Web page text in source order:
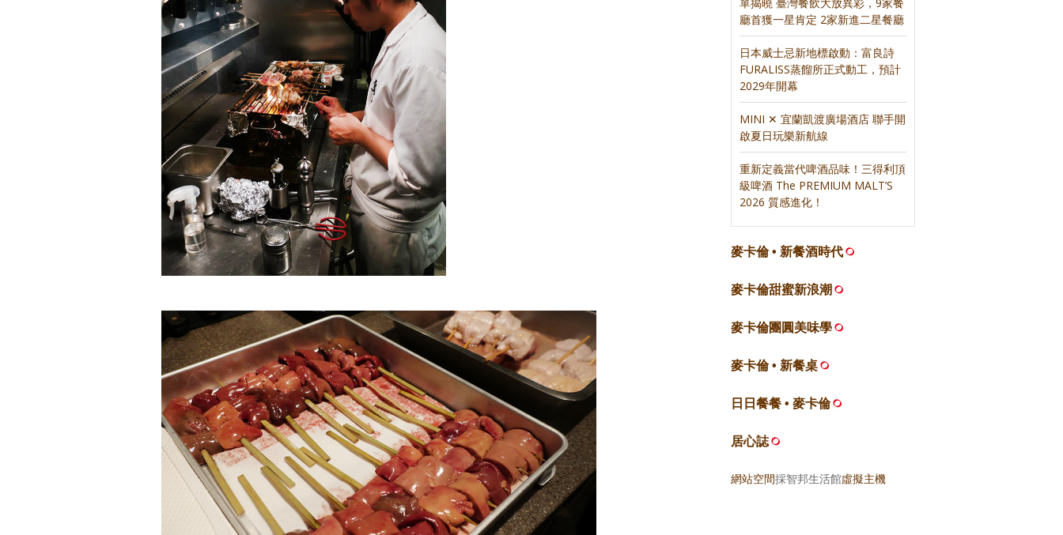
廳首獲一星肯定 2家新進二星餐廳
日本威士忌新地標啟動：富良詩
FURALISS蒸餾所正式動工，預計
2029年開幕
MINI ✕ 宜蘭凱渡廣場酒店 聯手開
啟夏日玩樂新航線
重新定義當代啤酒品味！三得利頂
級啤酒 The PREMIUM MALT’S
2026 質感進化！
麥卡倫 • 新餐酒時代
麥卡倫甜蜜新浪潮
麥卡倫團圓美味學
麥卡倫 • 新餐桌
日日餐餐 • 麥卡倫
居心誌
網站空間採智邦生活館虛擬主機